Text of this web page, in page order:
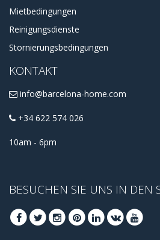
Mietbedingungen
Reinigungsdienste
Stornierungsbedingungen
KONTAKT
info@barcelona-home.com
+34 622 574 026
10am - 6pm
BESUCHEN SIE UNS IN DEN